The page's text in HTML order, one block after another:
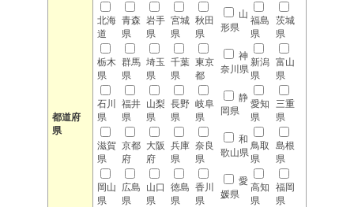
都道府
県
北海
道
青森
県
岩手
県
宮城
県
秋田
県
山
形県
福島
県
茨城
県
栃木
県
群馬
県
埼玉
県
千葉
県
東京
都
神
奈川県
新潟
県
富山
県
石川
県
福井
県
山梨
県
長野
県
岐阜
県
静
岡県
愛知
県
三重
県
滋賀
県
京都
府
大阪
府
兵庫
県
奈良
県
和
歌山県
鳥取
県
島根
県
岡山
県
広島
県
山口
県
徳島
県
香川
県
愛
媛県
高知
県
福岡
県